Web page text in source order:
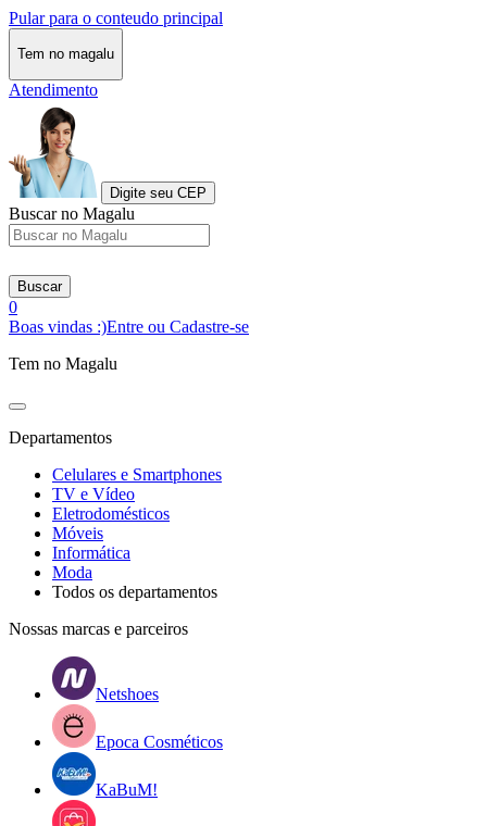
Pular para o conteudo principal
Tem no magalu
Atendimento
Digite seu CEP
Buscar no Magalu
Buscar
0
Boas vindas :)Entre ou Cadastre-se
Tem no Magalu
Departamentos
Celulares e Smartphones
TV e Vídeo
Eletrodomésticos
Móveis
Informática
Moda
Todos os departamentos
Nossas marcas e parceiros
Netshoes
Epoca Cosméticos
KaBuM!